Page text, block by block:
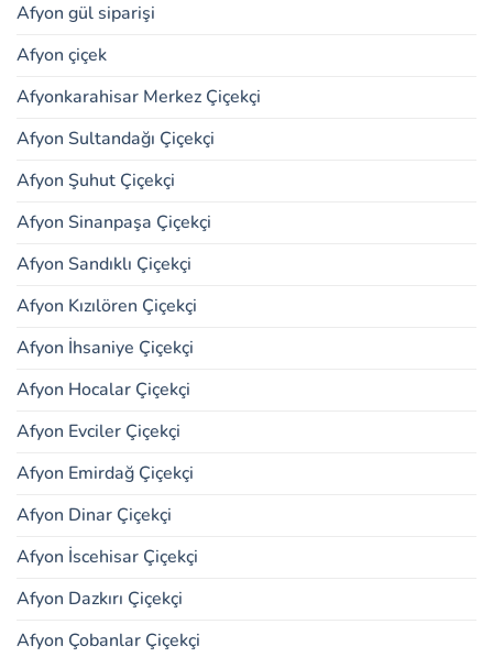
Afyon gül siparişi
Afyon çiçek
Afyonkarahisar Merkez Çiçekçi
Afyon Sultandağı Çiçekçi
Afyon Şuhut Çiçekçi
Afyon Sinanpaşa Çiçekçi
Afyon Sandıklı Çiçekçi
Afyon Kızılören Çiçekçi
Afyon İhsaniye Çiçekçi
Afyon Hocalar Çiçekçi
Afyon Evciler Çiçekçi
Afyon Emirdağ Çiçekçi
Afyon Dinar Çiçekçi
Afyon İscehisar Çiçekçi
Afyon Dazkırı Çiçekçi
Afyon Çobanlar Çiçekçi